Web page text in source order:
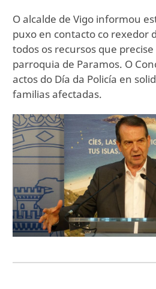
O alcalde de Vigo informou
puxo en contacto co rexedor
todos os recursos que
parroquia de Paramos. O
actos do Día da Policía en
familias afectadas.